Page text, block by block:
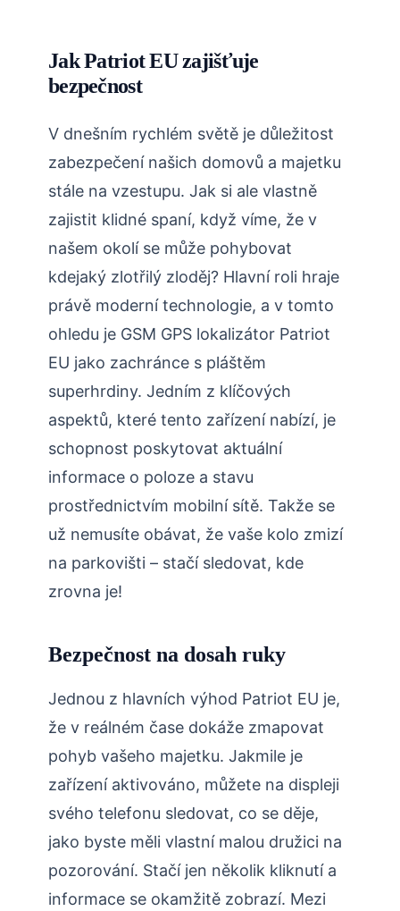
Jak Patriot EU zajišťuje
bezpečnost
V dnešním rychlém světě je důležitost
zabezpečení našich domovů a majetku
stále na vzestupu. Jak si ale vlastně
zajistit klidné spaní, když víme, že v
našem okolí se může pohybovat
kdejaký zlotřilý zloděj? Hlavní roli hraje
právě moderní technologie, a v tomto
ohledu je GSM GPS lokalizátor Patriot
EU jako zachránce s pláštěm
superhrdiny. Jedním z klíčových
aspektů, které tento zařízení nabízí, je
schopnost poskytovat aktuální
informace o poloze a stavu
prostřednictvím mobilní sítě. Takže se
už nemusíte obávat, že vaše kolo zmizí
na parkovišti – stačí sledovat, kde
zrovna je!
Bezpečnost na dosah ruky
Jednou z hlavních výhod Patriot EU je,
že v reálném čase dokáže zmapovat
pohyb vašeho majetku. Jakmile je
zařízení aktivováno, můžete na displeji
svého telefonu sledovat, co se děje,
jako byste měli vlastní malou družici na
pozorování. Stačí jen několik kliknutí a
informace se okamžitě zobrazí. Mezi